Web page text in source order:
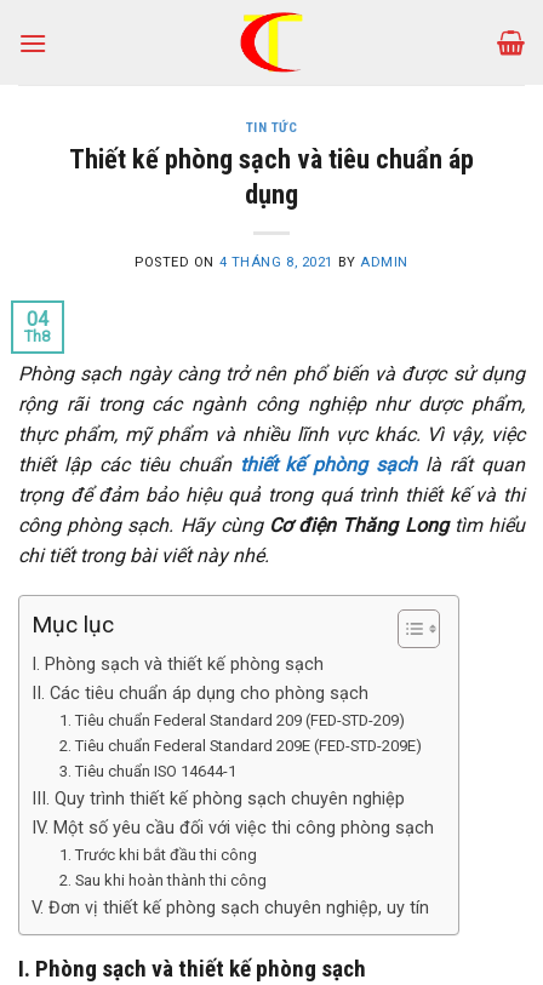
TIN TỨC
Thiết kế phòng sạch và tiêu chuẩn áp
dụng
POSTED ON 4 THÁNG 8, 2021 BY ADMIN
04
Th8
Phòng sạch ngày càng trở nên phổ biến và được sử dụng
rộng rãi trong các ngành công nghiệp như dược phẩm,
thực phẩm, mỹ phẩm và nhiều lĩnh vực khác. Vì vậy, việc
thiết lập các tiêu chuẩn thiết kế phòng sạchlà rất quan
trọng để đảm bảo hiệu quả trong quá trình thiết kế và thi
công phòng sạch. Hãy cùng Cơ điện Thăng Longtìm hiểu
chi tiết trong bài viết này nhé.
Mục lục
I. Phòng sạch và thiết kế phòng sạch
II. Các tiêu chuẩn áp dụng cho phòng sạch
1. Tiêu chuẩn Federal Standard 209 (FED-STD-209)
2. Tiêu chuẩn Federal Standard 209E (FED-STD-209E)
3. Tiêu chuẩn ISO 14644-1
III. Quy trình thiết kế phòng sạch chuyên nghiệp
IV. Một số yêu cầu đối với việc thi công phòng sạch
1. Trước khi bắt đầu thi công
2. Sau khi hoàn thành thi công
V. Đơn vị thiết kế phòng sạch chuyên nghiệp, uy tín
I. Phòng sạch và thiết kế phòng sạch